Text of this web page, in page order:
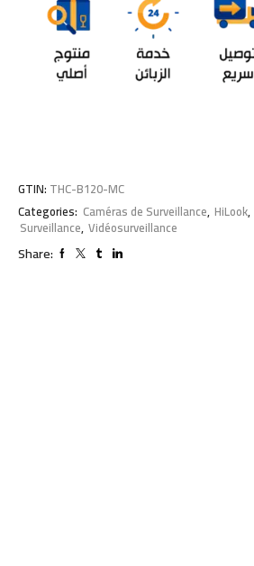
GTIN: THC-B120-MC
Categories: Caméras de Surveillance, HiLook,
Surveillance, Vidéosurveillance
Share: